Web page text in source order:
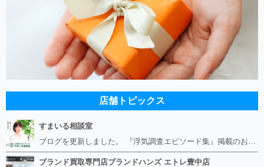
店舗トピックス
すまいる相談室
ブランド買取専門店ブランドハンズ エトレ豊中店